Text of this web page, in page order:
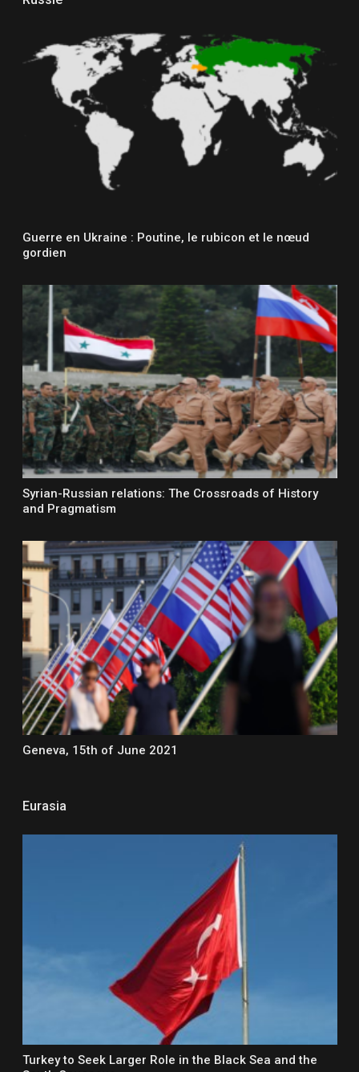
Guerre en Ukraine : Poutine, le rubicon et le nœud
gordien
Syrian-Russian relations: The Crossroads of History
and Pragmatism
Geneva, 15th of June 2021
Eurasia
Turkey to Seek Larger Role in the Black Sea and the